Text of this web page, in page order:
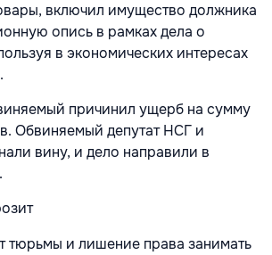
включил имущество должника
опись в рамках дела о
в экономических интересах
причинил ущерб на сумму
Обвиняемый депутат НСГ и
вину, и дело направили в
тюрьмы и лишение права занимать